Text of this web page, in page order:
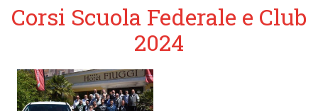
Corsi Scuola Federale e Club
2024